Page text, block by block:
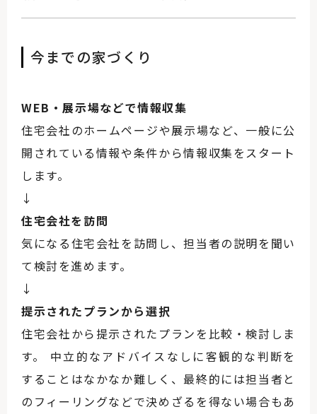
今までの家づくり
WEB・展示場などで情報収集
住宅会社のホームページや展示場など、一般に公
開されている情報や条件から情報収集をスタート
します。
↓
住宅会社を訪問
気になる住宅会社を訪問し、担当者の説明を聞い
て検討を進めます。
↓
提示されたプランから選択
住宅会社から提示されたプランを比較・検討しま
す。 中立的なアドバイスなしに客観的な判断を
することはなかなか難しく、最終的には担当者と
のフィーリングなどで決めざるを得ない場合もあ